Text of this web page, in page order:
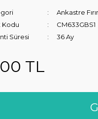
Ankastre
Kodu
CM633GBS1
Süresi
36 Ay
TL